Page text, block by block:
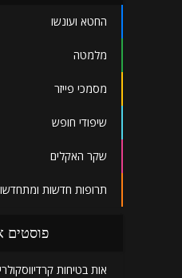
החטא ועונשו
מלמטה
מסמכי פייזר
שיפודי חופש
שקר האקלים
תרופות חדשות
פוסטים
אות בטיחות